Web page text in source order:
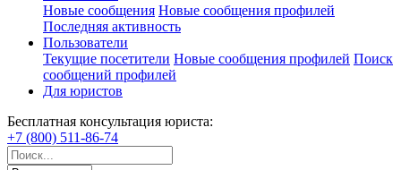
Новые сообщения Новые сообщения профилей
Последняя активность
Пользователи
Текущие посетители Новые сообщения профилей Поиск
сообщений профилей
Для юристов
Бесплатная консультация юриста:
+7 (800) 511-86-74